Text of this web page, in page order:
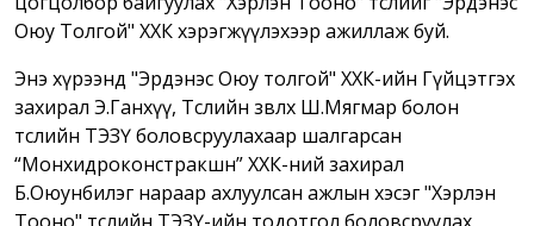
Оюу Толгой" ХХК хэрэгжүүлэхээр ажиллаж буй.
Энэ хүрээнд "Эрдэнэс Оюу толгой" ХХК-ийн Гүйцэтгэх
захирал Э.Ганхүү, Төслийн зөвлөх Ш.Мягмар болон
төслийн ТЭЗҮ боловсруулахаар шалгарсан
“Монхидроконстракшн” ХХК-ний захирал
Б.Оюунбилэг нараар ахлуулсан ажлын хэсэг "Хэрлэн